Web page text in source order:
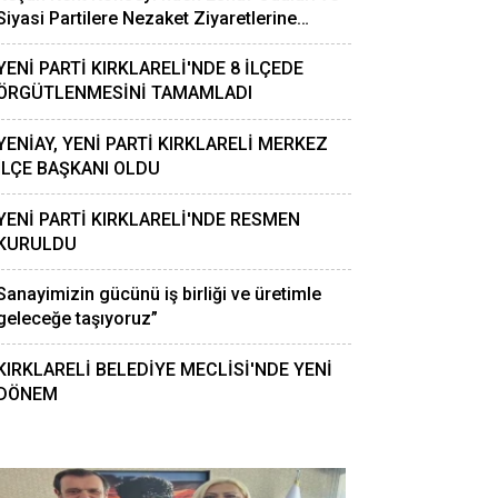
KIRKLARELİ'NDE ÖZGÜR
"45 GÜN İÇİNDE
Partilere Nezaket Ziyaretlerine
Ediyor
PARTİ KIRKLARELİ'NDE 8 İLÇEDE
TAMAMLADI
YENİ PARTİ KIRKLARELİ MERKEZ
BAŞKANI OLDU
PARTİ KIRKLARELİ'NDE RESMEN
gücünü iş birliği ve üretimle
taşıyoruz”
BELEDİYE MECLİSİ'NDE YENİ